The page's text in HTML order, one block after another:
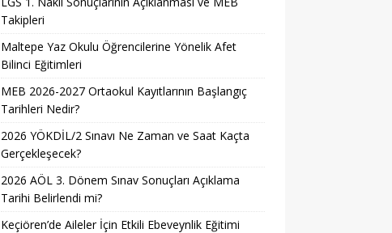
Takipleri
Maltepe Yaz Okulu Öğrencilerine Yönelik Afet
Bilinci Eğitimleri
MEB 2026-2027 Ortaokul Kayıtlarının Başlangıç
Tarihleri Nedir?
2026 YÖKDİL/2 Sınavı Ne Zaman ve Saat Kaçta
Gerçekleşecek?
2026 AÖL 3. Dönem Sınav Sonuçları Açıklama
Tarihi Belirlendi mi?
Keçiören’de Aileler İçin Etkili Ebeveynlik Eğitimi